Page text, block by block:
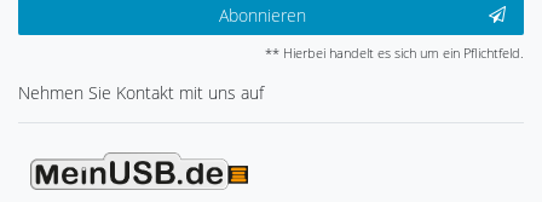
Abonnieren
** Hierbei handelt es sich um ein Pflichtfeld.
Nehmen Sie Kontakt mit uns auf